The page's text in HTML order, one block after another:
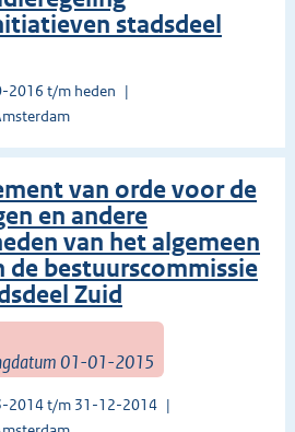
stadsdeel
2016 t/m heden
van orde voor de
en andere
van het algemeen
de bestuurscommissie
Zuid
01-01-2015
2014 t/m 31-12-2014